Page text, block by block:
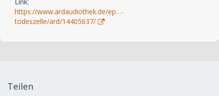
https://www.ardaudiothek.de/ep…-
todeszelle/ard/14405637/
Teilen